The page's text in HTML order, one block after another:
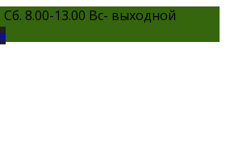
8.00-13.00 Вс- выходной